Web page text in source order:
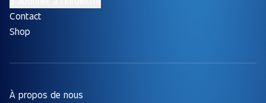
Contact
Shop
À propos de nous